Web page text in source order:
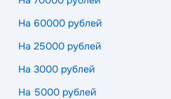
На 60000 рублей
На 25000 рублей
На 3000 рублей
На 5000 рублей